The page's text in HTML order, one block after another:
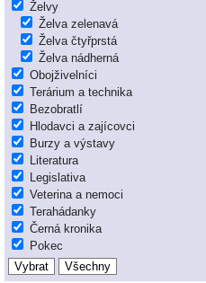
Želvy
Želva zelenavá
Želva čtyřprstá
Želva nádherná
Obojživelníci
Terárium a technika
Bezobratlí
Hlodavci a zajícovci
Burzy a výstavy
Literatura
Legislativa
Veterina a nemoci
Terahádanky
Černá kronika
Pokec